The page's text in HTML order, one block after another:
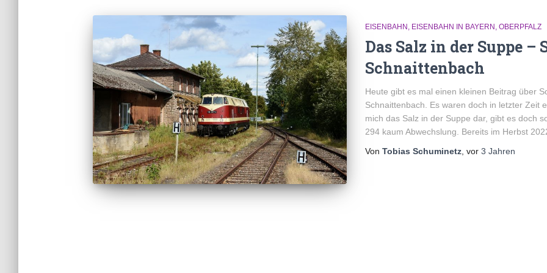
EISENBAHN EISENBAHN IN BAYERN OBERPFALZ
Das Salz in der Suppe
Schnaittenbach
Heute gibt es mal einen kleinen Beitrag über
Schnaittenbach. Es waren doch in letzter Zeit
mich das Salz in der Suppe dar, gibt es doch
294 kaum Abwechslung. Bereits im Herbst
Von Tobias Schuminetz, vor 3 Jahren